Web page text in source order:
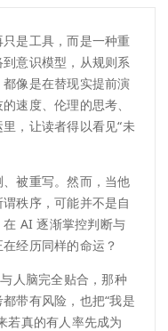
是工具，而是一种重
意识模型，从规则系
像是在替现实提前演
速度、伦理的思考、
，让读者得以看见“未
被重写。然而，当他
秩序，可能并不是自
AI 逐渐掌控判断与
经历同样的命运？
人脑完全贴合，那种
带有风险，也把“我是
若真的有人率先成为